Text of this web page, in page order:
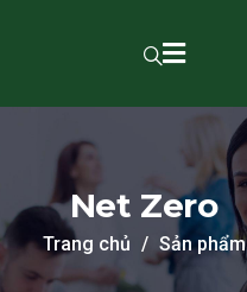
Net Zero
Trang chủ Sản phẩm